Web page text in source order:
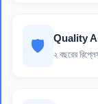
🛡️ Quality
২ বছরের